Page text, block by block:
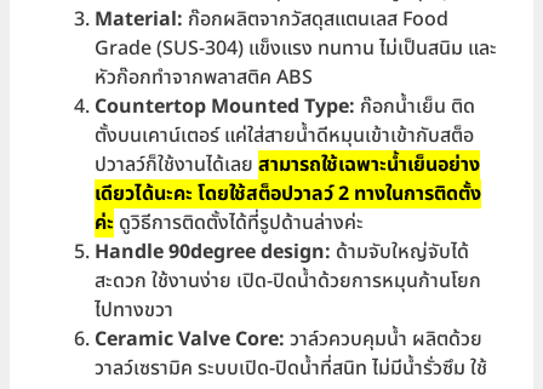
Material: ก๊อกผลิตจากวัสดุสแตนเลส Food
Grade (SUS-304) แข็งแรง ทนทาน ไม่เป็นสนิม และ
หัวก๊อกทำจากพลาสติค ABS
Countertop Mounted Type: ก๊อกน้ำเย็น ติด
ตั้งบนเคาน์เตอร์ แค่ใส่สายน้ำดีหมุนเข้าเข้ากับสต็อ
ปวาลว์ก็ใช้งานได้เลย สามารถใช้เฉพาะน้ำเย็นอย่าง
เดียวได้นะคะ โดยใช้สต็อปวาลว์ 2 ทางในการติดตั้ง
ค่ะ ดูวิธีการติดตั้งได้ที่รูปด้านล่างค่ะ
Handle 90degree design: ด้ามจับใหญ่จับได้
สะดวก ใช้งานง่าย เปิด-ปิดน้ำด้วยการหมุนก้านโยก
ไปทางขวา
Ceramic Valve Core: วาล์วควบคุมน้ำ ผลิตด้วย
วาลว์เซรามิค ระบบเปิด-ปิดน้ำที่สนิท ไม่มีน้ำรั่วซึม ใช้